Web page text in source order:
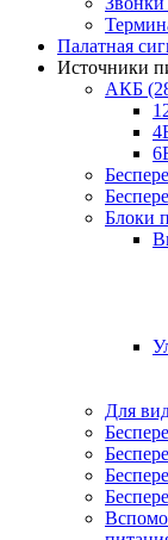
Палатная
Источники
АКБ
Блоки
Для